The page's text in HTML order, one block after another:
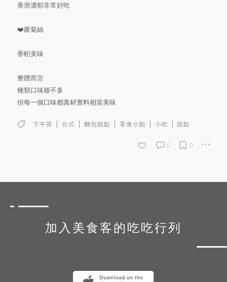
香滑濃郁非常好吃
❤️蘿蔔絲
香軔美味
整體而言
種類口味雖不多
但每一個口味都真材實料相當美味
下午茶 台式 麵包糕點 零食小點 小吃 甜點
0 0
加入美食客的吃吃行列